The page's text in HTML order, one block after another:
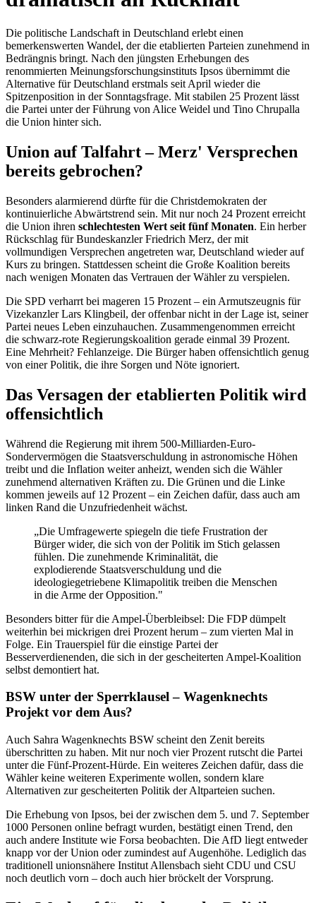
Die politische Landschaft in Deutschland erlebt einen
bemerkenswerten Wandel, der die etablierten Parteien zunehmend in
Bedrängnis bringt. Nach den jüngsten Erhebungen des
renommierten Meinungsforschungsinstituts Ipsos übernimmt die
Alternative für Deutschland erstmals seit April wieder die
Spitzenposition in der Sonntagsfrage. Mit stabilen 25 Prozent lässt
die Partei unter der Führung von Alice Weidel und Tino Chrupalla
die Union hinter sich.
Union auf Talfahrt – Merz' Versprechen
bereits gebrochen?
Besonders alarmierend dürfte für die Christdemokraten der
kontinuierliche Abwärtstrend sein. Mit nur noch 24 Prozent erreicht
die Union ihren schlechtesten Wert seit fünf Monaten. Ein herber
Rückschlag für Bundeskanzler Friedrich Merz, der mit
vollmundigen Versprechen angetreten war, Deutschland wieder auf
Kurs zu bringen. Stattdessen scheint die Große Koalition bereits
nach wenigen Monaten das Vertrauen der Wähler zu verspielen.
Die SPD verharrt bei mageren 15 Prozent – ein Armutszeugnis für
Vizekanzler Lars Klingbeil, der offenbar nicht in der Lage ist, seiner
Partei neues Leben einzuhauchen. Zusammengenommen erreicht
die schwarz-rote Regierungskoalition gerade einmal 39 Prozent.
Eine Mehrheit? Fehlanzeige. Die Bürger haben offensichtlich genug
von einer Politik, die ihre Sorgen und Nöte ignoriert.
Das Versagen der etablierten Politik wird
offensichtlich
Während die Regierung mit ihrem 500-Milliarden-Euro-
Sondervermögen die Staatsverschuldung in astronomische Höhen
treibt und die Inflation weiter anheizt, wenden sich die Wähler
zunehmend alternativen Kräften zu. Die Grünen und die Linke
kommen jeweils auf 12 Prozent – ein Zeichen dafür, dass auch am
linken Rand die Unzufriedenheit wächst.
„Die Umfragewerte spiegeln die tiefe Frustration der
Bürger wider, die sich von der Politik im Stich gelassen
fühlen. Die zunehmende Kriminalität, die
explodierende Staatsverschuldung und die
ideologiegetriebene Klimapolitik treiben die Menschen
in die Arme der Opposition."
Besonders bitter für die Ampel-Überbleibsel: Die FDP dümpelt
weiterhin bei mickrigen drei Prozent herum – zum vierten Mal in
Folge. Ein Trauerspiel für die einstige Partei der
Besserverdienenden, die sich in der gescheiterten Ampel-Koalition
selbst demontiert hat.
BSW unter der Sperrklausel – Wagenknechts
Projekt vor dem Aus?
Auch Sahra Wagenknechts BSW scheint den Zenit bereits
überschritten zu haben. Mit nur noch vier Prozent rutscht die Partei
unter die Fünf-Prozent-Hürde. Ein weiteres Zeichen dafür, dass die
Wähler keine weiteren Experimente wollen, sondern klare
Alternativen zur gescheiterten Politik der Altparteien suchen.
Die Erhebung von Ipsos, bei der zwischen dem 5. und 7. September
1000 Personen online befragt wurden, bestätigt einen Trend, den
auch andere Institute wie Forsa beobachten. Die AfD liegt entweder
knapp vor der Union oder zumindest auf Augenhöhe. Lediglich das
traditionell unionsnähere Institut Allensbach sieht CDU und CSU
noch deutlich vorn – doch auch hier bröckelt der Vorsprung.